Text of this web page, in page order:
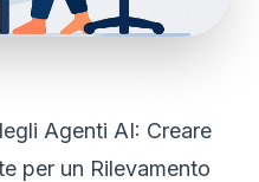
Agenti AI: Creare
per un Rilevamento